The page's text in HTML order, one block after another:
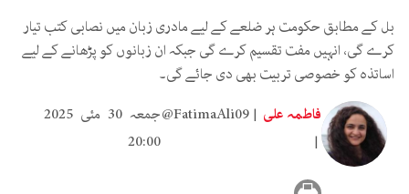
بل کے مطابق حکومت ہر ضلعے کے لیے مادری زبان میں نصابی کتب تیار
کرے گی، انہیں مفت تقسیم کرے گی جبکہ ان زبانوں کو پڑھانے کے لیے
اساتذہ کو خصوصی تربیت بھی دی جائے گی۔
فاطمہ علی
@FatimaAli09
جمعہ 30 مئی 2025
20:00